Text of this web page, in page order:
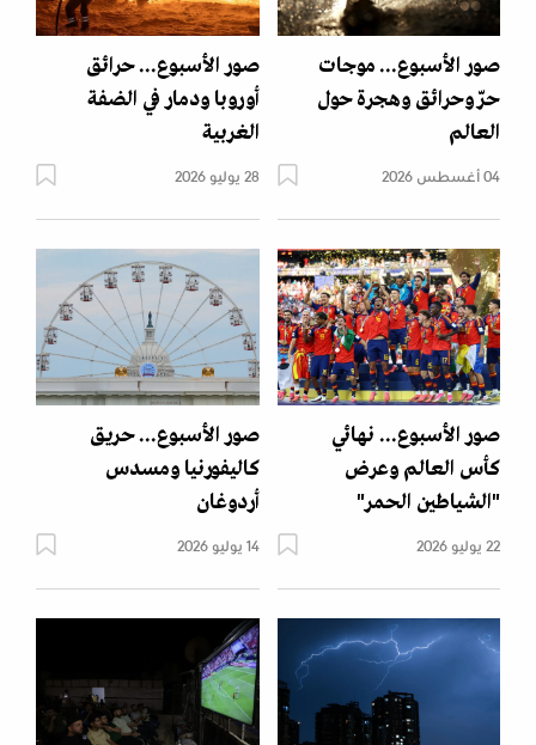
صور الأسبوع... موجات
حرّ وحرائق وهجرة حول
العالم
04 أغسطس 2026
صور الأسبوع... حرائق
أوروبا ودمار في الضفة
الغربية
28 يوليو 2026
صور الأسبوع... نهائي
كأس العالم وعرض
"الشياطين الحمر"
22 يوليو 2026
صور الأسبوع... حريق
كاليفورنيا ومسدس
أردوغان
14 يوليو 2026